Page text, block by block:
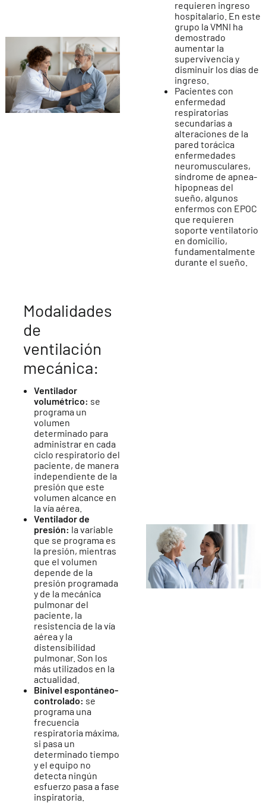
requieren ingreso
hospitalario. En este
grupo la VMNI ha
demostrado
aumentar la
supervivencia y
disminuir los días de
ingreso.
Pacientes con
enfermedad
respiratorias
secundarias a
alteraciones de la
pared torácica
enfermedades
neuromusculares,
síndrome de apnea-
hipopneas del
sueño, algunos
enfermos con EPOC
que requieren
soporte ventilatorio
en domicilio,
fundamentalmente
durante el sueño.
Modalidades
de
ventilación
mecánica:
Ventilador
volumétrico: se
programa un
volumen
determinado para
administrar en cada
ciclo respiratorio del
paciente, de manera
independiente de la
presión que este
volumen alcance en
la vía aérea.
Ventilador de
presión: la variable
que se programa es
la presión, mientras
que el volumen
depende de la
presión programada
y de la mecánica
pulmonar del
paciente, la
resistencia de la vía
aérea y la
distensibilidad
pulmonar. Son los
más utilizados en la
actualidad.
Binivel espontáneo-
controlado: se
programa una
frecuencia
respiratoria máxima,
si pasa un
determinado tiempo
y el equipo no
detecta ningún
esfuerzo pasa a fase
inspiratoria.